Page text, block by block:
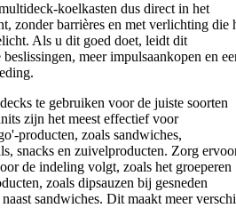
koelkasten dus direct in het
, zonder barrières en met verlichting die
. Als u dit goed doet, leidt dit
beslissingen, meer impulsaankopen en
.
te gebruiken voorde juiste soorten
zijn het meest effectief voor
producten, zoals sandwiches,
, snacks en zuivelproducten. Zorg
de indeling volgt, zoals het groeperen
, zoals dipsauzen bij gesneden
naast sandwiches. Dit maakt meer